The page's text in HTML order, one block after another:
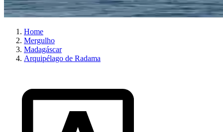
Home
Mergulho
Madagáscar
Arquipélago de Radama